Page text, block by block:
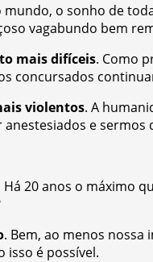
mundo, o sonho de
vagabundo bem
mais difíceis. Como
concursados
violentos. A
e
Há 20 anos o máximo
. Bem, ao menos nossa
isso é possível.